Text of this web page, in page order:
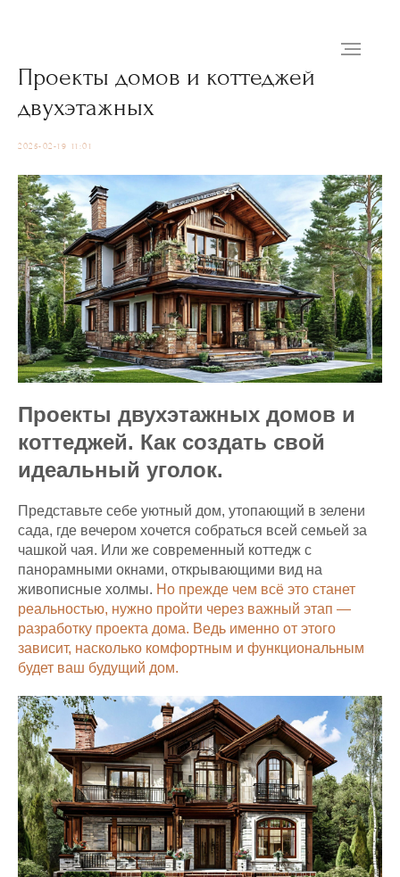
Проекты домов и коттеджей
двухэтажных
2025-02-19 11:01
Проекты двухэтажных домов и
коттеджей. Как создать свой
идеальный уголок.
Представьте себе уютный дом, утопающий в зелени
сада, где вечером хочется собраться всей семьей за
чашкой чая. Или же современный коттедж с
панорамными окнами, открывающими вид на
живописные холмы. Но прежде чем всё это станет
реальностью, нужно пройти через важный этап —
разработку проекта дома. Ведь именно от этого
зависит, насколько комфортным и функциональным
будет ваш будущий дом.